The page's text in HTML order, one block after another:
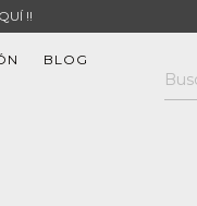
!!
BLOG